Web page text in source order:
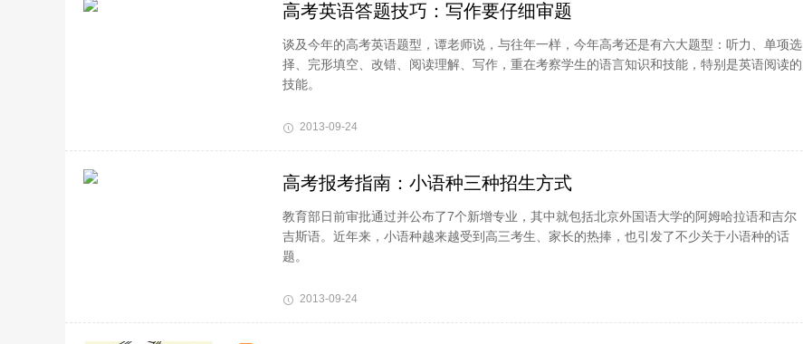
高考英语答题技巧：写作要仔细审题
谈及今年的高考英语题型，谭老师说，与往年一样，今年高考还是有六大题型：听力、单项选
择、完形填空、改错、阅读理解、写作，重在考察学生的语言知识和技能，特别是英语阅读的
技能。
2013-09-24
高考报考指南：小语种三种招生方式
教育部日前审批通过并公布了7个新增专业，其中就包括北京外国语大学的阿姆哈拉语和吉尔
吉斯语。近年来，小语种越来越受到高三考生、家长的热捧，也引发了不少关于小语种的话
题。
2013-09-24